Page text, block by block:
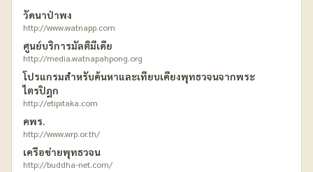
วัดนาป่าพง
http://www.watnapp.com
ศูนย์บริการมัลติมีเดีย
http://media.watnapahpong.org
โปรแกรมสำหรับค้นหาและเทียบเคียงพุทธวจนจากพระ
ไตรปิฎก
http://etipitaka.com
คพร.
http://www.wrp.or.th/
เครือข่ายพุทธวจน
http://buddha-net.com/